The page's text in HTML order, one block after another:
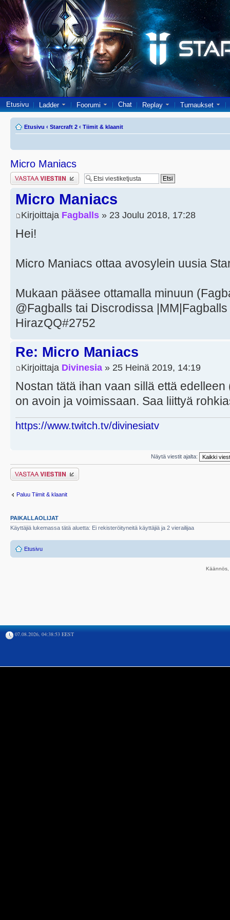
Etusivu Ladder Foorumi Chat Replay Turnaukset
Etusivu ‹ Starcraft 2 ‹ Tiimit & klaanit
Micro Maniacs
Lähetä vastaus
Micro Maniacs
Kirjoittaja Fagballs » 23 Joulu 2018, 17:28
Hei!
Micro Maniacs ottaa avosylein uusia
Mukaan pääsee ottamalla minuun
@Fagballs tai Discrodissa
HirazQQ#2752
Re: Micro Maniacs
Kirjoittaja Divinesia » 25 Heinä 2019, 14:19
Nostan tätä ihan vaan sillä että
on avoin ja voimissaan. Saa liittyä
https://www.twitch.tv/divinesiatv
Näytä viestit ajalta:
Lähetä vastaus
Paluu Tiimit & klaanit
PAIKALLAOLIJAT
Käyttäjiä lukemassa tätä aluetta: Ei rekisteröityneitä käyttäjiä ja 2 vierailijaa
Etusivu
07.08.2026, 04:38:53 EEST